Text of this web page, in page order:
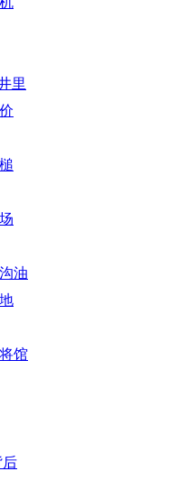
里
油
馆
后